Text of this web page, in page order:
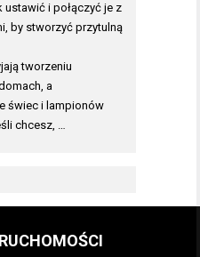
ustawić i połączyć je z
by stworzyć przytulną
tworzeniu
a
świec i lampionów
chcesz, …